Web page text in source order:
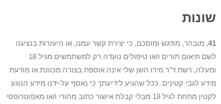
שונות
41. מובהר, מודגש ומוסכם, כי יצירת קשר עמנו, או היעזרות בנציגנו
לשם תיאום תורים ו/או טיפולים נועדה רק למשתמשים מגיל 18
ומעלה, רשת ד"ר מירו השן שלי אינה אוספת בצורה מכוונת או מודעת
מידע לגבי קטינים. ככל שהגיע לידיעתך כי נאסף על-ידנו מידע הנוגע
לקטין מתחת לגיל 18 מבלי קבלת אישור כתוב מהורי ו/או מאפוטרופסי